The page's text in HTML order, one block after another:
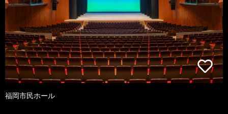
福岡市民ホール